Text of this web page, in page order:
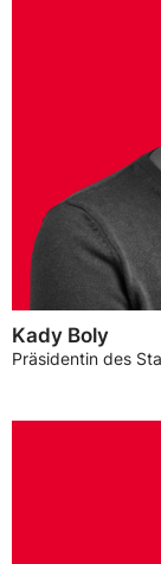
Kady Boly
Präsidentin des